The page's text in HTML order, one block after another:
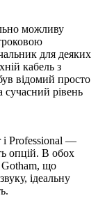
можливу
для деяких
кабель з
відомий просто
рівень
і Professional —
опцій. В обох
Gotham, що
ідеальну